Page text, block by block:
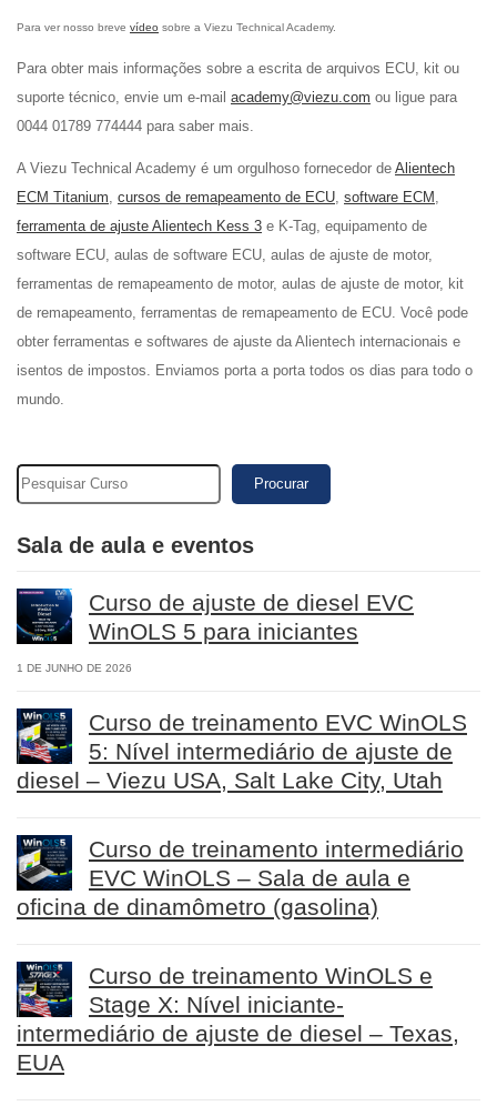
Para ver nosso breve vídeo sobre a Viezu Technical Academy.
Para obter mais informações sobre a escrita de arquivos ECU, kit ou
suporte técnico, envie um e-mail academy@viezu.com ou ligue para
0044 01789 774444 para saber mais.
A Viezu Technical Academy é um orgulhoso fornecedor de Alientech
ECM Titanium, cursos de remapeamento de ECU, software ECM ,
ferramenta de ajuste Alientech Kess 3 e K-Tag, equipamento de
software ECU, aulas de software ECU, aulas de ajuste de motor,
ferramentas de remapeamento de motor, aulas de ajuste de motor, kit
de remapeamento, ferramentas de remapeamento de ECU. Você pode
obter ferramentas e softwares de ajuste da Alientech internacionais e
isentos de impostos. Enviamos porta a porta todos os dias para todo o
mundo.
Procurar
Sala de aula e eventos
Curso de ajuste de diesel EVC
WinOLS 5 para iniciantes
1 DE JUNHO DE 2026
Curso de treinamento EVC WinOLS
5: Nível intermediário de ajuste de
diesel – Viezu USA, Salt Lake City, Utah
Curso de treinamento intermediário
EVC WinOLS – Sala de aula e
oficina de dinamômetro (gasolina)
Curso de treinamento WinOLS e
Stage X: Nível iniciante-
intermediário de ajuste de diesel – Texas,
EUA